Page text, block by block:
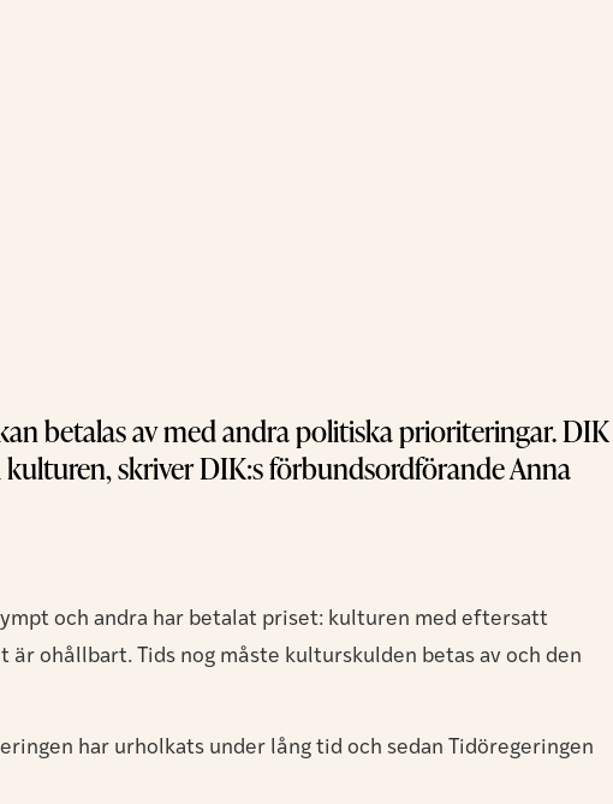
betalas av med andra politiska prioriteringar. DIK
skriver DIK:s förbundsordförande Anna
och andra har betalat priset: kulturen med eftersatt
ohållbart. Tids nog måste kulturskulden betas av och den
har urholkats under lång tid och sedan Tidöregeringen